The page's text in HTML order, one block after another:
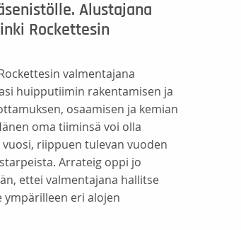
Alustajana
Rockettesin
valmentajana
huipputiimin rakentamisen ja
osaamisen ja kemian
oma tiiminsä voi olla
riippuen tulevan vuoden
Arrateig oppi jo
ettei valmentajana hallitse
ympärilleen eri alojen